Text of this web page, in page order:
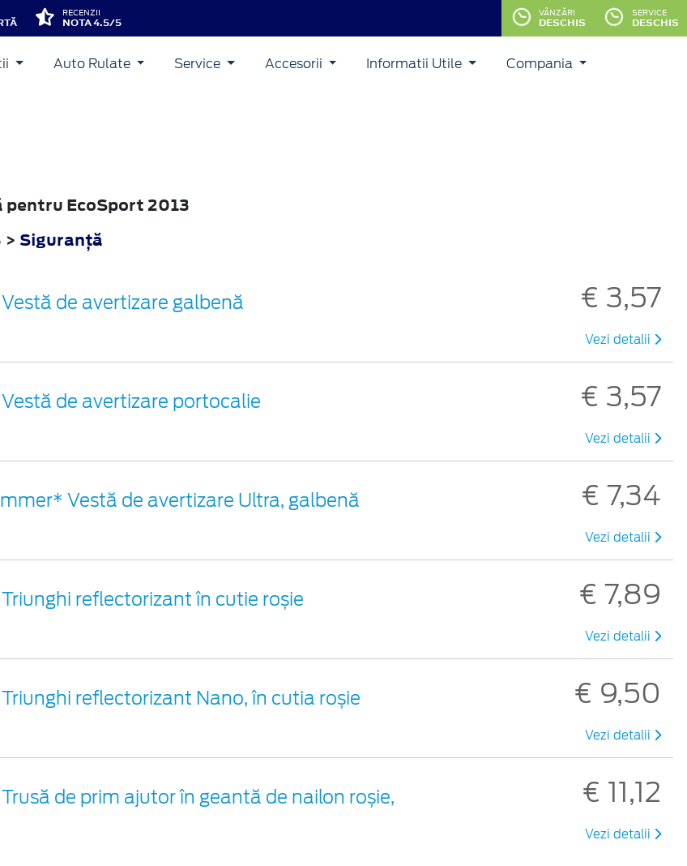
RECENZII
NOTA 4.5/5
VÂNZĂRI
DESCHIS
SERVICE
DESCHIS
Auto Rulate Service Accesorii Informatii Utile Compania
pentru EcoSport 2013
> Siguranţă
de avertizare galbenă € 3,57
Vezi detalii
de avertizare portocalie € 3,57
Vezi detalii
Vestă de avertizare Ultra, galbenă € 7,34
Vezi detalii
reflectorizant în cutie roșie € 7,89
Vezi detalii
reflectorizant Nano, în cutia roșie € 9,50
Vezi detalii
de prim ajutor în geantă de nailon roșie,
€ 11,12
Vezi detalii